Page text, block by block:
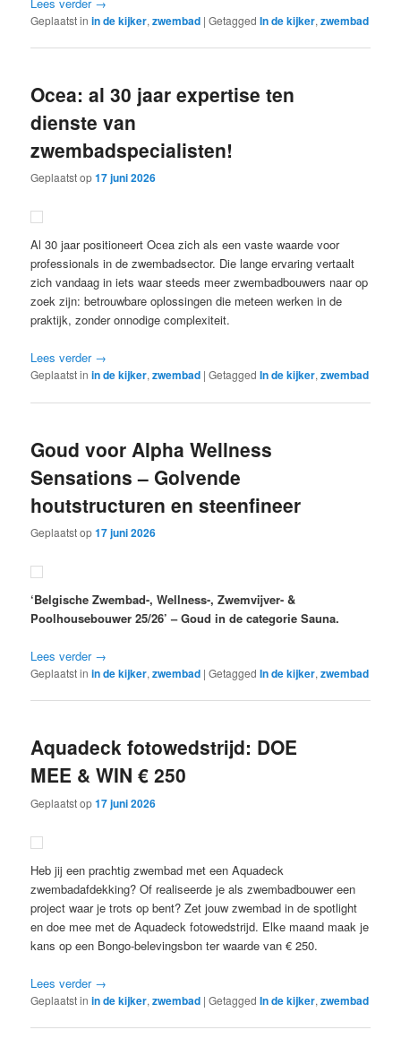
Geplaatst in in de kijker,zwembad |Getagged In de kijker,zwembad
Ocea: al 30 jaar expertise ten
dienste van
zwembadspecialisten!
Geplaatst op17 juni 2026
Al 30 jaar positioneert Ocea zich als een vaste waarde voor
professionals in de zwembadsector. Die lange ervaring vertaalt
zich vandaag in iets waar steeds meer zwembadbouwers naar op
zoek zijn: betrouwbare oplossingen die meteen werken in de
praktijk, zonder onnodige complexiteit.
Lees verder →
Geplaatst in in de kijker,zwembad |Getagged In de kijker,zwembad
Goud voor Alpha Wellness
Sensations – Golvende
houtstructuren en steenfineer
Geplaatst op17 juni 2026
‘Belgische Zwembad-, Wellness-, Zwemvijver- &
Poolhousebouwer 25/26’ – Goud in de categorie Sauna.
Lees verder →
Geplaatst in in de kijker,zwembad |Getagged In de kijker,zwembad
Aquadeck fotowedstrijd: DOE
MEE & WIN € 250
Geplaatst op17 juni 2026
Heb jij een prachtig zwembad met een Aquadeck
zwembadafdekking? Of realiseerde je als zwembadbouwer een
project waar je trots op bent? Zet jouw zwembad in de spotlight
en doe mee met de Aquadeck fotowedstrijd. Elke maand maak je
kans op een Bongo-belevingsbon ter waarde van € 250.
Lees verder →
Geplaatst in in de kijker,zwembad |Getagged In de kijker,zwembad